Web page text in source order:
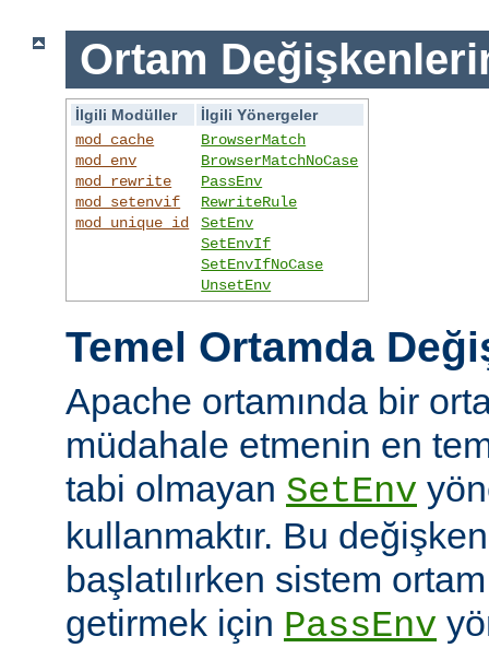
Ortam
İlgili Modüller
İlgili Yönergeler
mod_cache
mod_env
mod_rewrite
mod_setenvif
mod_unique_id
BrowserMatch
BrowserMatchNoCase
PassEnv
RewriteRule
SetEnv
SetEnvIf
SetEnvIfNoCase
UnsetEnv
Temel Ortamda
Apache ortamında bir
müdahale etmenin en
tabi olmayan SetEnv
kullanmaktır. Bu
başlatılırken sistem
getirmek için PassEnv